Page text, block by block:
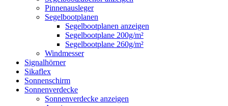
Pinnenausleger
Segelbootplanen
Segelbootplanen anzeigen
Segelbootplane 200g/m²
Segelbootplane 260g/m²
Windmesser
Signalhörner
Sikaflex
Sonnenschirm
Sonnenverdecke
Sonnenverdecke anzeigen